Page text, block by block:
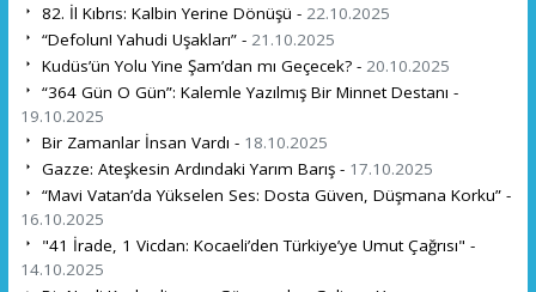
82. İl Kıbrıs: Kalbin Yerine Dönüşü - 22.10.2025
“Defolun! Yahudi Uşakları” - 21.10.2025
Kudüs’ün Yolu Yine Şam’dan mı Geçecek? - 20.10.2025
“364 Gün O Gün”: Kalemle Yazılmış Bir Minnet Destanı -
19.10.2025
Bir Zamanlar İnsan Vardı - 18.10.2025
Gazze: Ateşkesin Ardındaki Yarım Barış - 17.10.2025
“Mavi Vatan’da Yükselen Ses: Dosta Güven, Düşmana Korku” -
16.10.2025
"41 İrade, 1 Vicdan: Kocaeli’den Türkiye’ye Umut Çağrısı" -
14.10.2025